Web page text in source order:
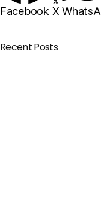
Facebook X
Recent Posts